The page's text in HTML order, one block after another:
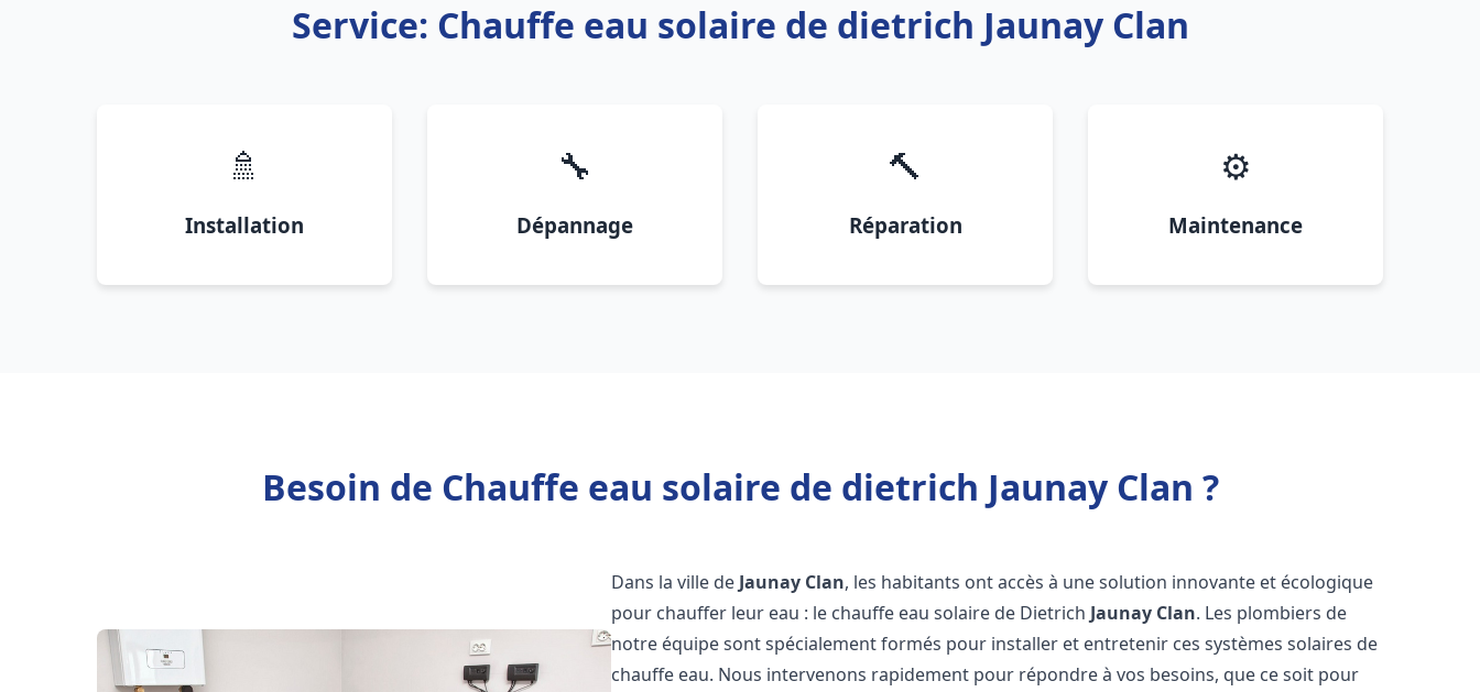
Service: Chauffe eau solaire de dietrich Jaunay Clan
🚿
Installation
🔧
Dépannage
🔨
Réparation
⚙️
Maintenance
Besoin de Chauffe eau solaire de dietrich Jaunay Clan ?
Dans la ville de Jaunay Clan, les habitants ont accès à une solution innovante et écologique
pour chauffer leur eau : le chauffe eau solaire de Dietrich Jaunay Clan. Les plombiers de
notre équipe sont spécialement formés pour installer et entretenir ces systèmes solaires de
chauffe eau. Nous intervenons rapidement pour répondre à vos besoins, que ce soit pour